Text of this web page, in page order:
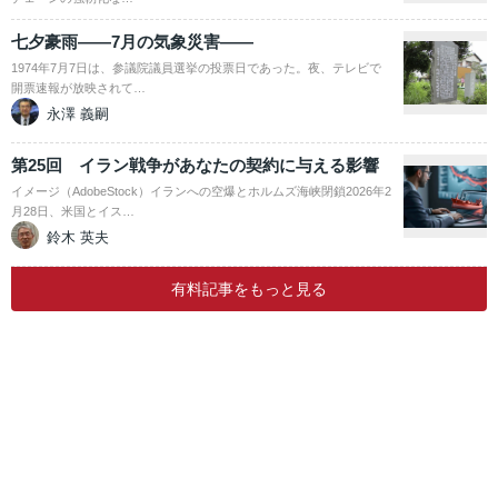
七夕豪雨――7月の気象災害――
1974年7月7日は、参議院議員選挙の投票日であった。夜、テレビで
開票速報が放映されて…
永澤 義嗣
第25回 イラン戦争があなたの契約に与える影響
イメージ（AdobeStock）イランへの空爆とホルムズ海峡閉鎖2026年2
月28日、米国とイス…
鈴木 英夫
有料記事をもっと見る